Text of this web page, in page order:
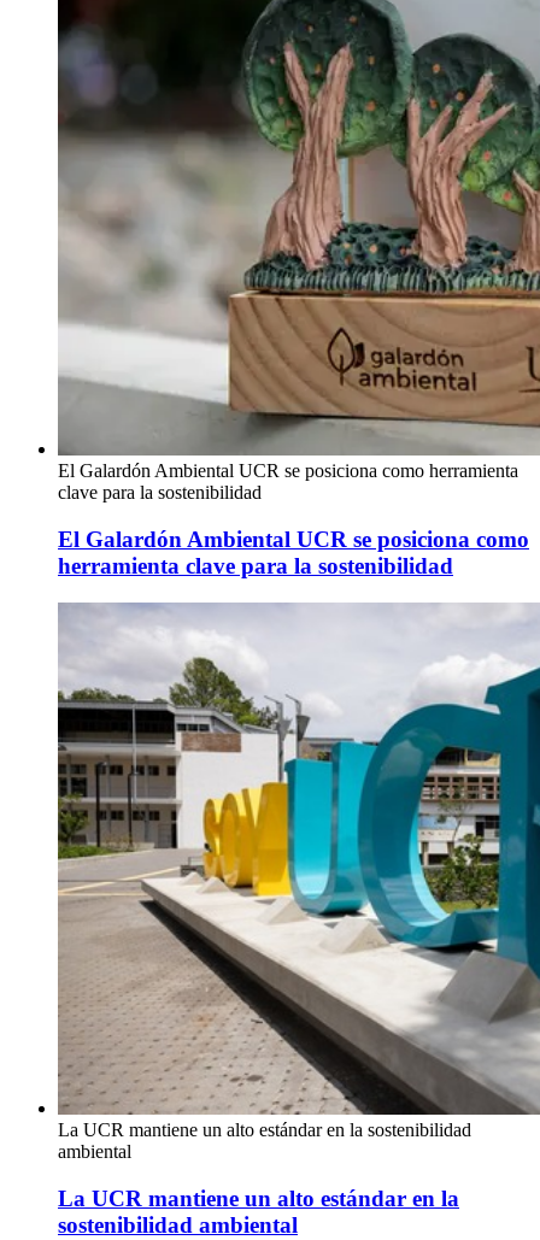
El Galardón Ambiental UCR se posiciona como herramienta
clave para la sostenibilidad
El Galardón Ambiental UCR se posiciona como
herramienta clave para la sostenibilidad
La UCR mantiene un alto estándar en la sostenibilidad
ambiental
La UCR mantiene un alto estándar en la
sostenibilidad ambiental